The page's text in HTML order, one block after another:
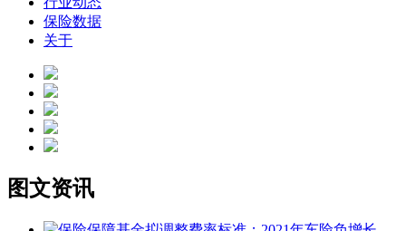
保险数据
关于
图文资讯